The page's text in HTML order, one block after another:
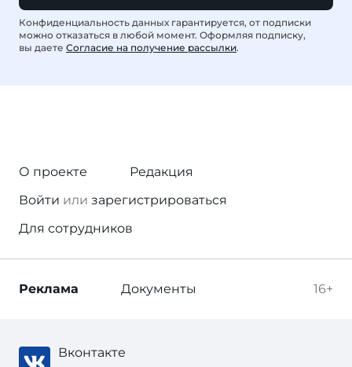
Конфиденциальность данных гарантируется, от подписки
можно отказаться в любой момент. Оформляя подписку,
вы даете Согласие на получение рассылки.
О проекте
Редакция
Войти или зарегистрироваться
Для сотрудников
16+
Реклама Документы
Вконтакте